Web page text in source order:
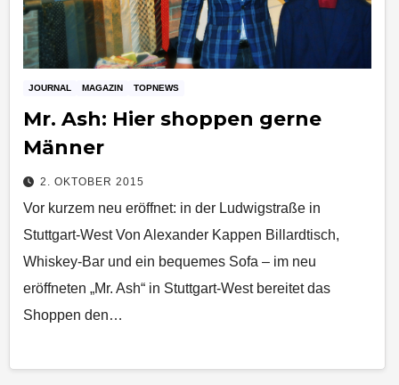
JOURNAL MAGAZIN TOPNEWS
Mr. Ash: Hier shoppen gerne
Männer
2. OKTOBER 2015
Vor kurzem neu eröffnet: in der Ludwigstraße in
Stuttgart-West Von Alexander Kappen Billardtisch,
Whiskey-Bar und ein bequemes Sofa – im neu
eröffneten „Mr. Ash“ in Stuttgart-West bereitet das
Shoppen den…